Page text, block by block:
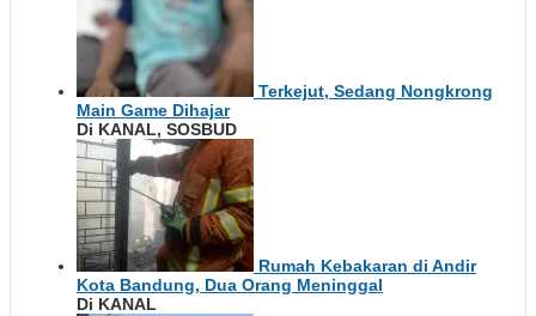
Terkejut, Sedang Nongkrong
Main Game Dihajar
Di KANAL, SOSBUD
Rumah Kebakaran di Andir
Kota Bandung, Dua Orang Meninggal
Di KANAL